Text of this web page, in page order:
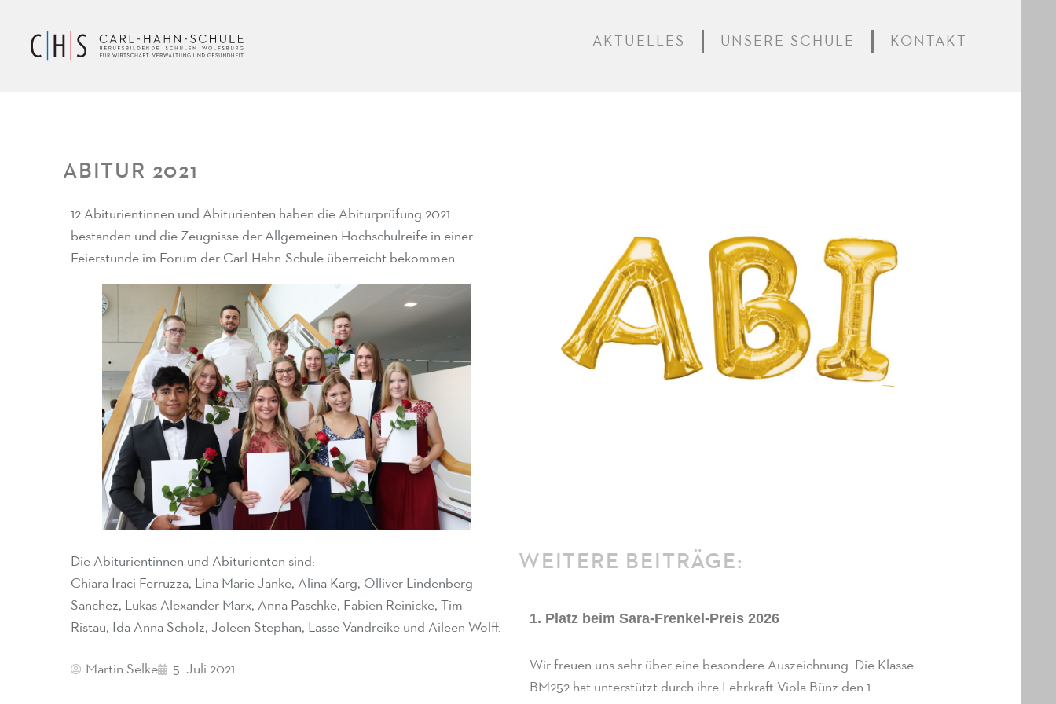
AKTUELLES UNSERE SCHULE KONTAKT
ABITUR 2021
12 Abiturientinnen und Abiturienten haben die Abiturprüfung 2021
bestanden und die Zeugnisse der Allgemeinen Hochschulreife in einer
Feierstunde im Forum der Carl-Hahn-Schule überreicht bekommen.
Die Abiturientinnen und Abiturienten sind:
Chiara Iraci Ferruzza, Lina Marie Janke, Alina Karg, Olliver Lindenberg
Sanchez, Lukas Alexander Marx, Anna Paschke, Fabien Reinicke, Tim
Ristau, Ida Anna Scholz, Joleen Stephan, Lasse Vandreike und Aileen Wolff.
Martin Selke 5. Juli 2021
WEITERE BEITRÄGE:
1. Platz beim Sara-Frenkel-Preis 2026
Wir freuen uns sehr über eine besondere Auszeichnung: Die Klasse
BM252 hat unterstützt durch ihre Lehrkraft Viola Bünz den 1.